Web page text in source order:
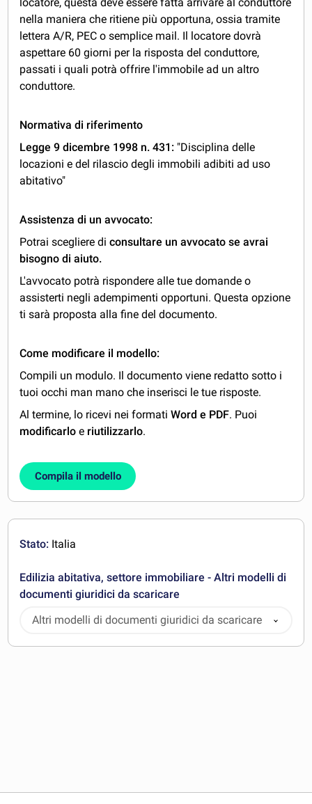
nella maniera che ritiene più opportuna, ossia tramite
lettera A/R, PEC o semplice mail. Il locatore dovrà
aspettare 60 giorni per la risposta del conduttore,
passati i quali potrà offrire l'immobile ad un altro
conduttore.
Normativa di riferimento
Legge 9 dicembre 1998 n. 431: "Disciplina delle
locazioni e del rilascio degli immobili adibiti ad uso
abitativo"
Assistenza di un avvocato:
Potrai scegliere diconsultare un avvocato se avrai
bisogno di aiuto.
L'avvocato potrà rispondere alle tue domande o
assisterti negli adempimenti opportuni. Questa opzione
ti sarà proposta alla fine del documento.
Come modificare il modello:
Compili un modulo. Il documento viene redatto sotto i
tuoi occhi man mano che inserisci le tue risposte.
Al termine, lo ricevi nei formatiWord e PDF. Puoi
modificarlo e riutilizzarlo.
Compila il modello
Stato: Italia
Edilizia abitativa, settore immobiliare - Altri modelli di
documenti giuridici da scaricare
Altri modelli di documenti giuridici da scaricare